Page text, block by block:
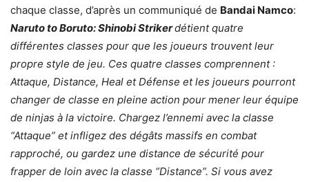
chaque classe, d’après un communiqué de Bandai Namco:
Naruto to Boruto: Shinobi Strikerdétient quatre
différentes classes pour que les joueurs trouvent leur
propre style de jeu. Ces quatre classes comprennent :
Attaque, Distance, Heal et Défense et les joueurs pourront
changer de classe en pleine action pour mener leur équipe
de ninjas à la victoire. Chargez l’ennemi avec la classe
“Attaque” et infligez des dégâts massifs en combat
rapproché, ou gardez une distance de sécurité pour
frapper de loin avec la classe “Distance”. Si vous avez